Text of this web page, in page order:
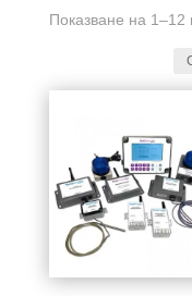
Показване на 1–12